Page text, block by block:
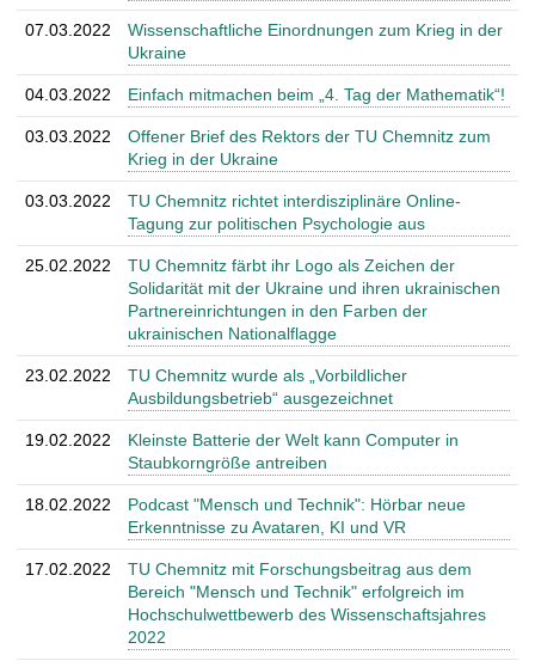
07.03.2022
Wissenschaftliche Einordnungen zum Krieg in der
Ukraine
04.03.2022 Einfach mitmachen beim „4. Tag der Mathematik“!
03.03.2022
Offener Brief des Rektors der TU Chemnitz zum
Krieg in der Ukraine
03.03.2022
TU Chemnitz richtet interdisziplinäre Online-
Tagung zur politischen Psychologie aus
25.02.2022
TU Chemnitz färbt ihr Logo als Zeichen der
Solidarität mit der Ukraine und ihren ukrainischen
Partnereinrichtungen in den Farben der
ukrainischen Nationalflagge
23.02.2022
TU Chemnitz wurde als „Vorbildlicher
Ausbildungsbetrieb“ ausgezeichnet
19.02.2022
Kleinste Batterie der Welt kann Computer in
Staubkorngröße antreiben
18.02.2022
Podcast "Mensch und Technik": Hörbar neue
Erkenntnisse zu Avataren, KI und VR
17.02.2022
TU Chemnitz mit Forschungsbeitrag aus dem
Bereich "Mensch und Technik" erfolgreich im
Hochschulwettbewerb des Wissenschaftsjahres
2022